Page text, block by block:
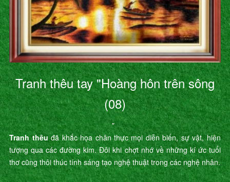
Tranh thêu tay "Hoàng hôn trên sông
(08)
"
Tranh thêuđã khắc họa chân thực mọi diễn biến, sự vật, hiện
tượng qua các đường kim. Đôi khi chợt nhớ về những kí ức tuổi
thơ cũng thôi thúc tính sáng tạo nghệ thuật trong các nghệ nhân.